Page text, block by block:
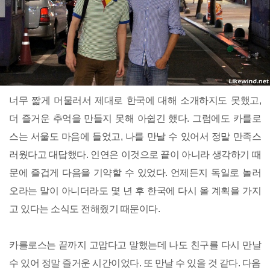
너무 짧게 머물러서 제대로 한국에 대해 소개하지도 못했고,
더 즐거운 추억을 만들지 못해 아쉽긴 했다. 그럼에도 카를로
스는 서울도 마음에 들었고, 나를 만날 수 있어서 정말 만족스
러웠다고 대답했다. 인연은 이것으로 끝이 아니라 생각하기 때
문에 즐겁게 다음을 기약할 수 있었다. 언제든지 독일로 놀러
오라는 말이 아니더라도 몇 년 후 한국에 다시 올 계획을 가지
고 있다는 소식도 전해줬기 때문이다.
카를로스는 끝까지 고맙다고 말했는데 나도 친구를 다시 만날
수 있어 정말 즐거운 시간이었다. 또 만날 수 있을 것 같다. 다음